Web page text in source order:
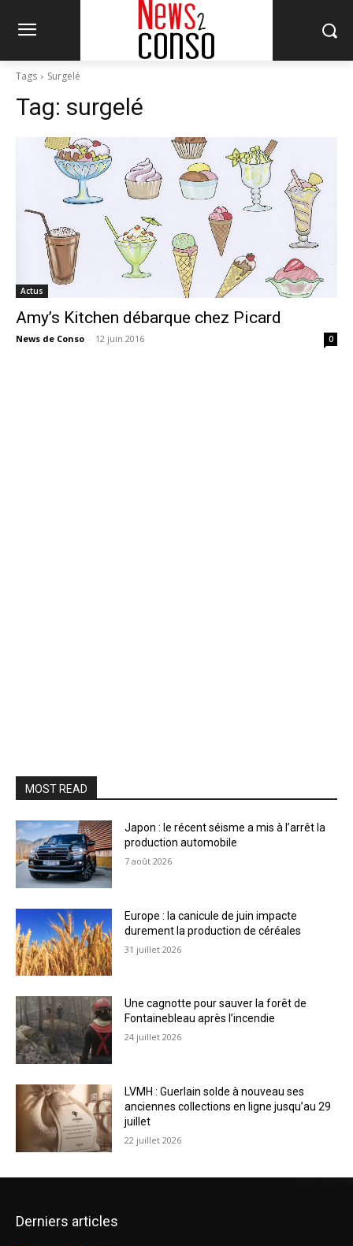
Tags Surgelé
Tag: surgelé
Actus
Amy’s Kitchen débarque chez Picard
News de Conso - 12 juin 2016 0
MOST READ
Japon : le récent séisme a mis à l’arrêt la
production automobile
7 août 2026
Europe : la canicule de juin impacte
durement la production de céréales
31 juillet 2026
Une cagnotte pour sauver la forêt de
Fontainebleau après l’incendie
24 juillet 2026
LVMH : Guerlain solde à nouveau ses
anciennes collections en ligne jusqu’au 29
juillet
22 juillet 2026
Derniers articles